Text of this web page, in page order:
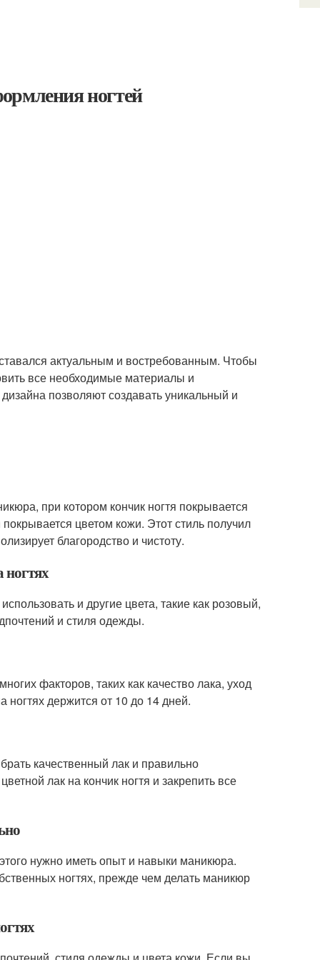
ногтей
актуальным и востребованным. Чтобы
все необходимые материалы и
позволяют создавать уникальный и
при котором кончик ногтя покрывается
цветом кожи. Этот стиль получил
благородство и чистоту.
ногтях
и другие цвета, такие как розовый,
и стиля одежды.
факторов, таких как качество лака, уход
ногтях держится от 10 до 14 дней.
качественный лак и правильно
лак на кончик ногтя и закрепить все
нужно иметь опыт и навыки маникюра.
ногтях, прежде чем делать маникюр